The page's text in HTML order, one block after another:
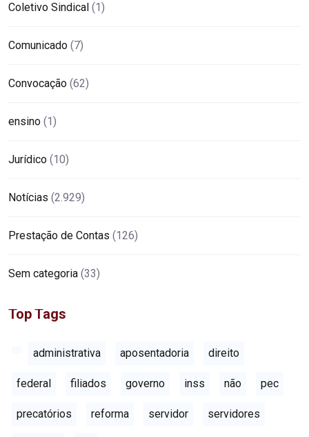
Coletivo Sindical (1)
Comunicado (7)
Convocação (62)
ensino (1)
Jurídico (10)
Notícias (2.929)
Prestação de Contas (126)
Sem categoria (33)
Top Tags
administrativa aposentadoria direito
federal filiados governo inss não pec
precatórios reforma servidor servidores